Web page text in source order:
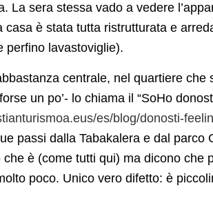
La sera stessa vado a vedere
casa è stata tutta ristrutturata e
perfino lavastoviglie).
centrale, nel quartiere che
un po’- lo chiama il “SoHo
es/blog/donosti-
passi dalla Tabakalera e dal parco
è (come tutti qui) ma dicono che
poco. Unico vero difetto: è